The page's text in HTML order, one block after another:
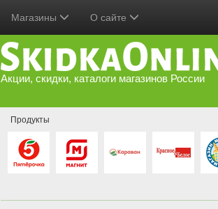
Магазины О сайте
Акции, скидки, каталоги магазинов России
Продукты